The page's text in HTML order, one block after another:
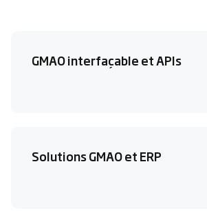
GMAO interfaçable et APIs
Solutions GMAO et ERP